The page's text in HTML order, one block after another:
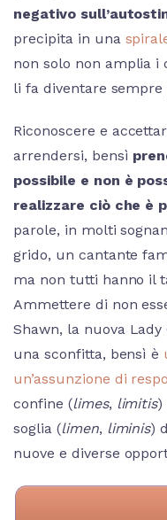
negativo
precipita in una
non solo non amplia
li fa diventare
Riconoscere e
arrendersi, bensì
possibile e non è
realizzare ciò che è
parole, in molti
grido, un cantante
ma non tutti hanno il
Ammettere di non
Shawn, la nuova Lady
una sconfitta, bensì è
un’assunzione di
confine (limes, limitis)
soglia (limen, liminis)
nuove e diverse